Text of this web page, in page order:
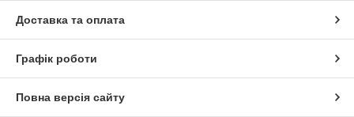
Доставка та оплата
Графік роботи
Повна версія сайту